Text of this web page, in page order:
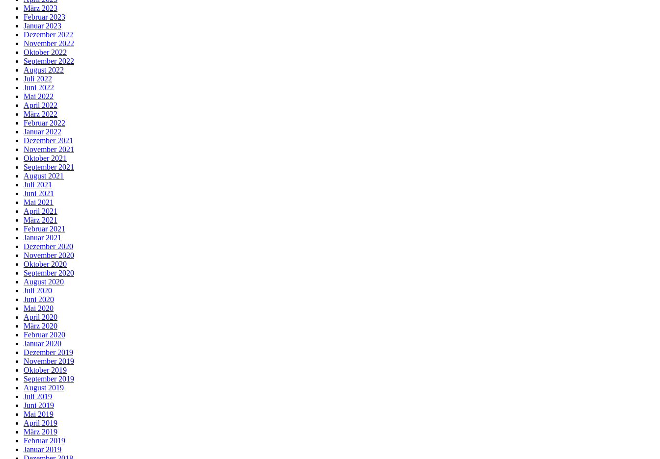
März 2023
Februar 2023
Januar 2023
Dezember 2022
November 2022
Oktober 2022
September 2022
August 2022
Juli 2022
Juni 2022
Mai 2022
April 2022
März 2022
Februar 2022
Januar 2022
Dezember 2021
November 2021
Oktober 2021
September 2021
August 2021
Juli 2021
Juni 2021
Mai 2021
April 2021
März 2021
Februar 2021
Januar 2021
Dezember 2020
November 2020
Oktober 2020
September 2020
August 2020
Juli 2020
Juni 2020
Mai 2020
April 2020
März 2020
Februar 2020
Januar 2020
Dezember 2019
November 2019
Oktober 2019
September 2019
August 2019
Juli 2019
Juni 2019
Mai 2019
April 2019
März 2019
Februar 2019
Januar 2019